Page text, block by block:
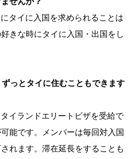
タイに入国を求められることは
きな時にタイに入国・出国をし
っとタイに住むこともできます
イランドエリートビザを受給で
能です。メンバーは毎回対入国
れます。滞在延長をすることも